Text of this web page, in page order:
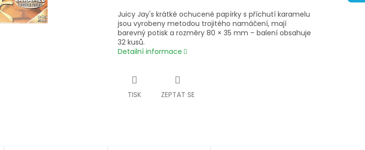
Juicy Jay's krátké ochucené papírky s příchutí karamelu
jsou vyrobeny metodou trojitého namáčení, mají
barevný potisk a rozměry 80 × 35 mm – balení obsahuje
32 kusů.
Detailní informace
TISK ZEPTAT SE